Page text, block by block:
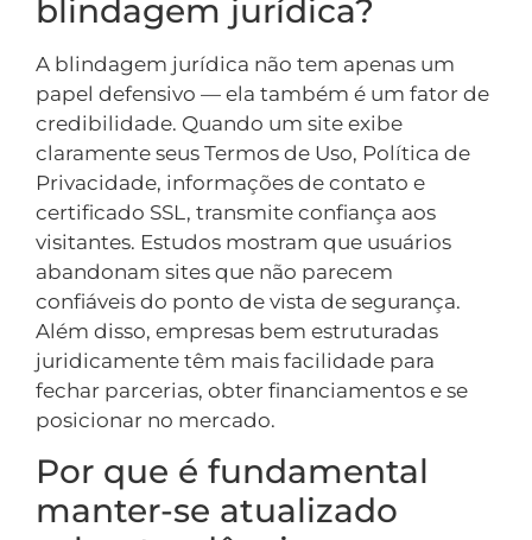
blindagem jurídica?
A blindagem jurídica não tem apenas um
papel defensivo — ela também é um fator de
credibilidade. Quando um site exibe
claramente seus Termos de Uso, Política de
Privacidade, informações de contato e
certificado SSL, transmite confiança aos
visitantes. Estudos mostram que usuários
abandonam sites que não parecem
confiáveis do ponto de vista de segurança.
Além disso, empresas bem estruturadas
juridicamente têm mais facilidade para
fechar parcerias, obter financiamentos e se
posicionar no mercado.
Por que é fundamental
manter-se atualizado